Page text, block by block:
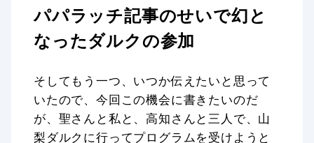
パパラッチ記事のせいで幻と
なったダルクの参加
そしてもう一つ、いつか伝えたいと思って
いたので、今回この機会に書きたいのだ
が、聖さんと私と、高知さんと三人で、山
梨ダルクに行ってプログラムを受けようと